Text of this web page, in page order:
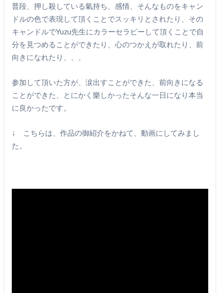
普段、押し殺している氣持ち、感情、そんなものをキャン
ドルの色で表現して頂くことでスッキリとされたり、その
キャンドルでYuzu先生にカラーセラピーして頂くことで自
分を見つめることができたり、心のつかえが取れたり、前
向きになれたり、、、
参加して頂いた方が、涙出すことができた、前向きになる
ことができた、とにかく樂しかったそんな一日になり本当
に良かったです。
↓ こちらは、作品の御紹介をかねて、動画にしてみまし
た。